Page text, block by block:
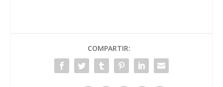
COMPARTIR: